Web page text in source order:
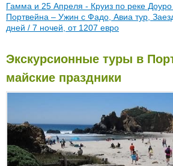
Гамма и 25 Апреля - Круиз по реке Доуро
Портвейна – Ужин с Фадо, Авиа тур,
дней / 7 ночей, от 1207 евро
Экскурсионные туры в
майские праздники